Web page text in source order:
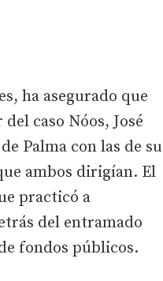
ha asegurado que
caso Nóos, José
Palma con las de su
ambos dirigían. El
practicó a
del entramado
fondos públicos.